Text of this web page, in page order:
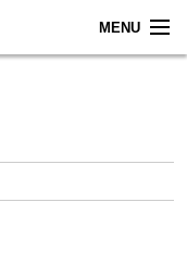
MENU